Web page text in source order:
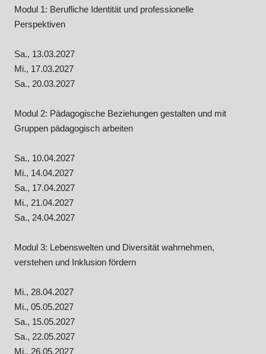
Modul 1: Berufliche Identität und professionelle
Perspektiven
Sa., 13.03.2027
Mi., 17.03.2027
Sa., 20.03.2027
Modul 2: Pädagogische Beziehungen gestalten und mit
Gruppen pädagogisch arbeiten
Sa., 10.04.2027
Mi., 14.04.2027
Sa., 17.04.2027
Mi., 21.04.2027
Sa., 24.04.2027
Modul 3: Lebenswelten und Diversität wahrnehmen,
verstehen und Inklusion fördern
Mi., 28.04.2027
Mi., 05.05.2027
Sa., 15.05.2027
Sa., 22.05.2027
Mi., 26.05.2027